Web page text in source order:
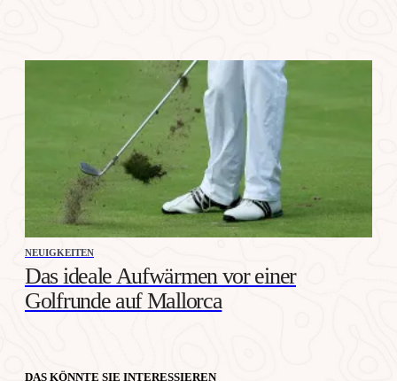
NEUIGKEITEN
Das ideale Aufwärmen vor einer
Golfrunde auf Mallorca
DAS KÖNNTE SIE INTERESSIEREN